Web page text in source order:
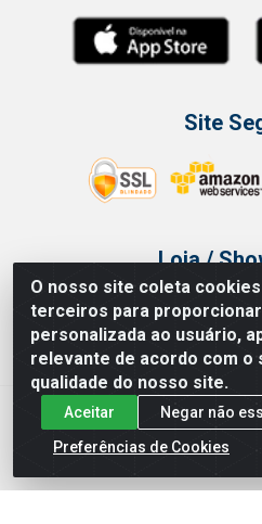
O nosso site coleta
terceiros para
personalizada ao usuário,
relevante de acordo com o
qualidade do nosso site.
Aceitar
Negar não
Preferências de Cookies
Site
Loja /
Tel.: (11)
Av Vautier, 468 -
Issam Importação e Exportação
Paulo/ SP - CEP 03032-000 -